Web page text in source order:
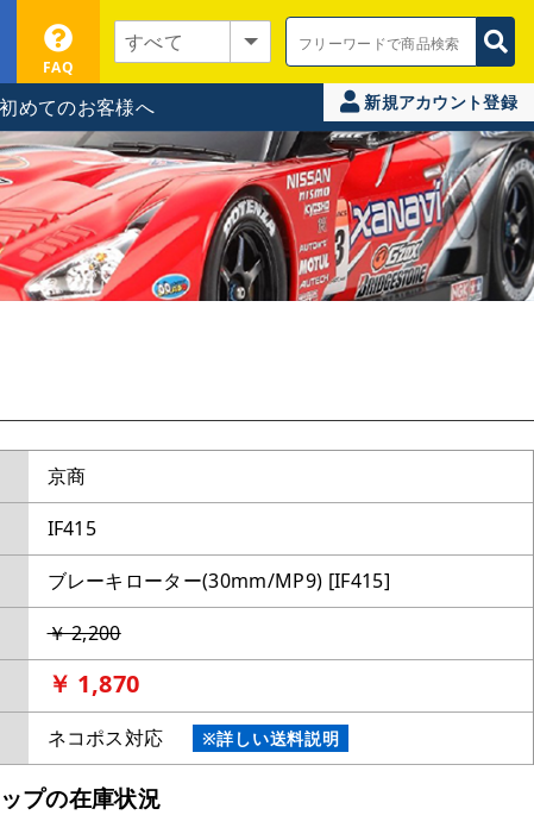
FAQ
初めてのお客様へ 新規アカウント登録
京商
IF415
ブレーキローター(30mm/MP9) [IF415]
￥ 2,200
￥ 1,870
ネコポス対応 ※詳しい送料説明
プの在庫状況